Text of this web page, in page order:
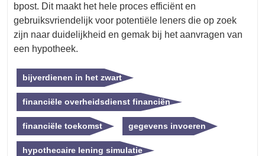
bpost. Dit maakt het hele proces efficiënt en
gebruiksvriendelijk voor potentiële leners die op zoek
zijn naar duidelijkheid en gemak bij het aanvragen van
een hypotheek.
bijverdienen in het zwart
financiële overheidsdienst financiën
financiële toekomst gegevens invoeren
hypothecaire lening simulatie